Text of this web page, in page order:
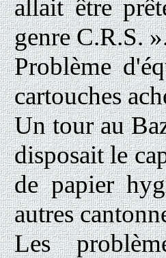
allait être
genre C.R.S.
Problème
cartouches
Un tour au
disposait le
de papier
autres
Les